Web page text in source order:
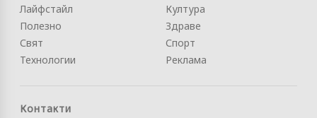
Лайфстайл
Полезно
Свят
Технологии
Култура
Здраве
Спорт
Реклама
Контакти